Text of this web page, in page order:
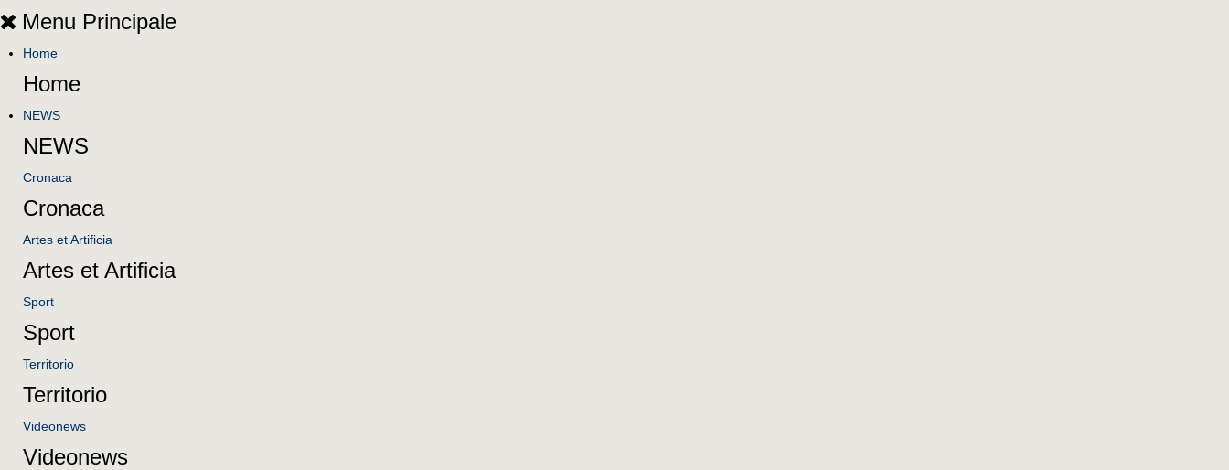
Menu Principale
Home
Home
NEWS
NEWS
Cronaca
Cronaca
Artes et Artificia
Artes et Artificia
Sport
Sport
Territorio
Territorio
Videonews
Videonews